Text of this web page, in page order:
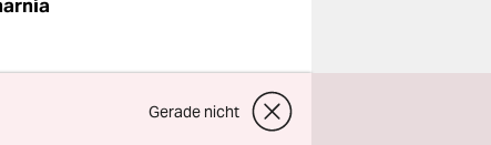
Gerade nicht